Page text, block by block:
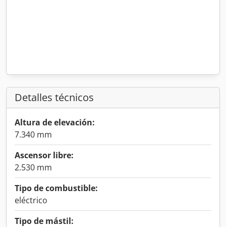
Detalles técnicos
Altura de elevación:
7.340 mm
Ascensor libre:
2.530 mm
Tipo de combustible:
eléctrico
Tipo de mástil: